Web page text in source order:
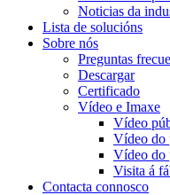
Noticias da
Lista de solucións
Sobre nós
Preguntas
Descargar
Certificado
Vídeo e Imaxe
Vídeo
Vídeo do
Vídeo do
Visita á
Contacta connosco